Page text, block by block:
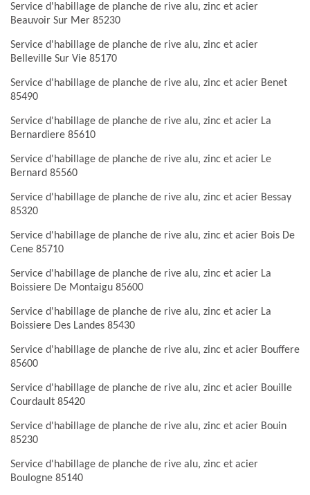
Service d'habillage de planche de rive alu, zinc et acier
Beauvoir Sur Mer 85230
Service d'habillage de planche de rive alu, zinc et acier
Belleville Sur Vie 85170
Service d'habillage de planche de rive alu, zinc et acier Benet
85490
Service d'habillage de planche de rive alu, zinc et acier La
Bernardiere 85610
Service d'habillage de planche de rive alu, zinc et acier Le
Bernard 85560
Service d'habillage de planche de rive alu, zinc et acier Bessay
85320
Service d'habillage de planche de rive alu, zinc et acier Bois De
Cene 85710
Service d'habillage de planche de rive alu, zinc et acier La
Boissiere De Montaigu 85600
Service d'habillage de planche de rive alu, zinc et acier La
Boissiere Des Landes 85430
Service d'habillage de planche de rive alu, zinc et acier Bouffere
85600
Service d'habillage de planche de rive alu, zinc et acier Bouille
Courdault 85420
Service d'habillage de planche de rive alu, zinc et acier Bouin
85230
Service d'habillage de planche de rive alu, zinc et acier
Boulogne 85140